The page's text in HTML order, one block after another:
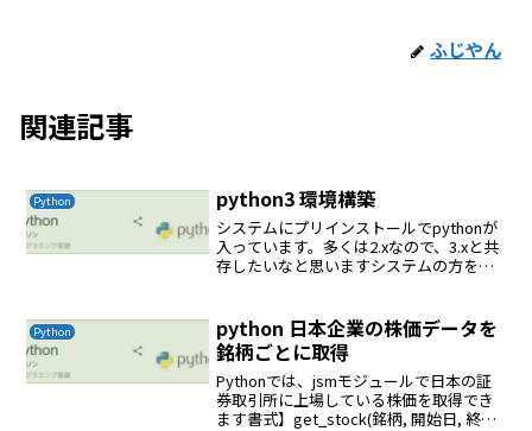
ふじやん
関連記事
Python python3 環境構築
システムにプリインストールでpythonが
入っています。多くは2.xなので、3.xと共
存したいなと思いますシステムの方をう
いシステムが壊れる)別途a...
Python
python 日本企業の株価データを
銘柄ごとに取得
Pythonでは、jsmモジュールで日本の証
券取引所に上場している株価を取得でき
ます書式】get_stock(銘柄, 開始日, 終了